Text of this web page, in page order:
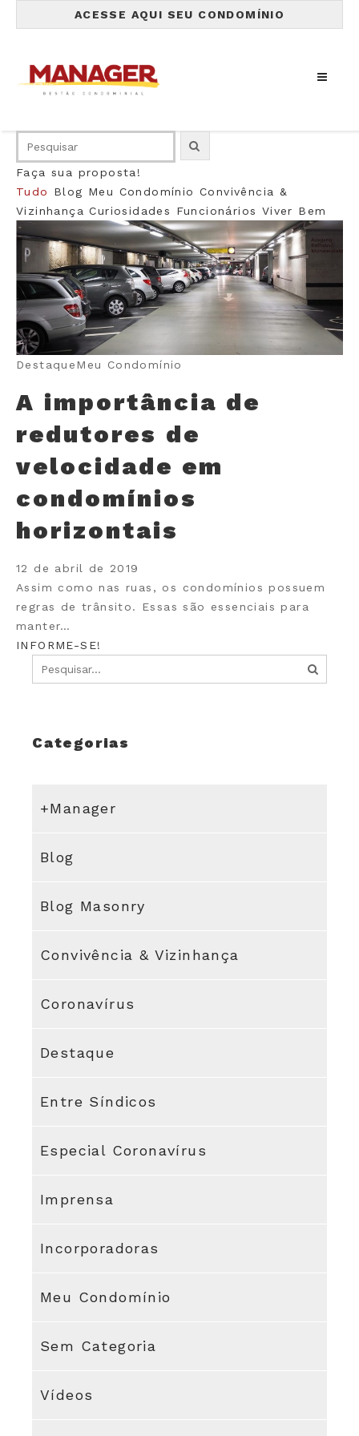
ACESSE AQUI SEU CONDOMÍNIO
Faça sua proposta!
Tudo
Blog Meu Condomínio Convivência &
Vizinhança Curiosidades Funcionários Viver Bem
DestaqueMeu Condomínio
A importância de
redutores de
velocidade em
condomínios
horizontais
12 de abril de 2019
Assim como nas ruas, os condomínios possuem
regras de trânsito. Essas são essenciais para
manter…
INFORME-SE!
Categorias
+Manager
Blog
Blog Masonry
Convivência & Vizinhança
Coronavírus
Destaque
Entre Síndicos
Especial Coronavírus
Imprensa
Incorporadoras
Meu Condomínio
Sem Categoria
Vídeos